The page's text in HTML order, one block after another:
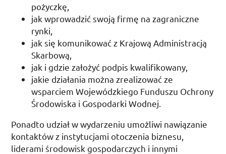
pożyczkę,
jak wprowadzić swoją firmę na zagraniczne
rynki,
jak się komunikować z Krajową Administracją
Skarbową,
jak i gdzie założyć podpis kwalifikowany,
jakie działania można zrealizować ze
wsparciem Wojewódzkiego Funduszu Ochrony
Środowiska i Gospodarki Wodnej.
Ponadto udział w wydarzeniu umożliwi nawiązanie
kontaktów z instytucjami otoczenia biznesu,
liderami środowisk gospodarczych i innymi